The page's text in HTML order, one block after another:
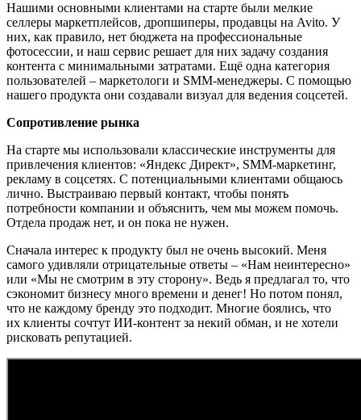
Нашими основными клиентами на старте были мелкие
селлеры маркетплейсов, дропшиперы, продавцы на Avito. У
них, как правило, нет бюджета на профессиональные
фотосессии, и наш сервис решает для них задачу создания
контента с минимальными затратами. Ещё одна категория
пользователей – маркетологи и SMM-менеджеры. С помощью
нашего продукта они создавали визуал для ведения соцсетей.
Сопротивление рынка
На старте мы использовали классические инструменты для
привлечения клиентов: «Яндекс Директ», SМM-маркетинг,
рекламу в соцсетях. С потенциальными клиентами общаюсь
лично. Выстраиваю первый контакт, чтобы понять
потребности компании и объяснить, чем мы можем помочь.
Отдела продаж нет, и он пока не нужен.
Сначала интерес к продукту был не очень высокий. Меня
самого удивляли отрицательные ответы – «Нам неинтересно»
или «Мы не смотрим в эту сторону». Ведь я предлагал то, что
сэкономит бизнесу много времени и денег! Но потом понял,
что не каждому бренду это подходит. Многие боялись, что
их клиенты сочтут ИИ-контент за некий обман, и не хотели
рисковать репутацией.